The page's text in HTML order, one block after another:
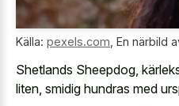
Källa: pexels.com En närbild
Shetlands Sheepdog,
liten, smidig hundras med